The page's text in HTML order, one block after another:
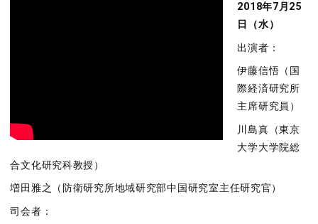
2018年7月25
日（水）
出演者：
伊藤信悟（国
際経済研究所
主席研究員）
川島真（東京
大学大学院総
合文化研究科教授）
増田雅之（防衛研究所地域研究部中国研究室主任研究官）
司会者：